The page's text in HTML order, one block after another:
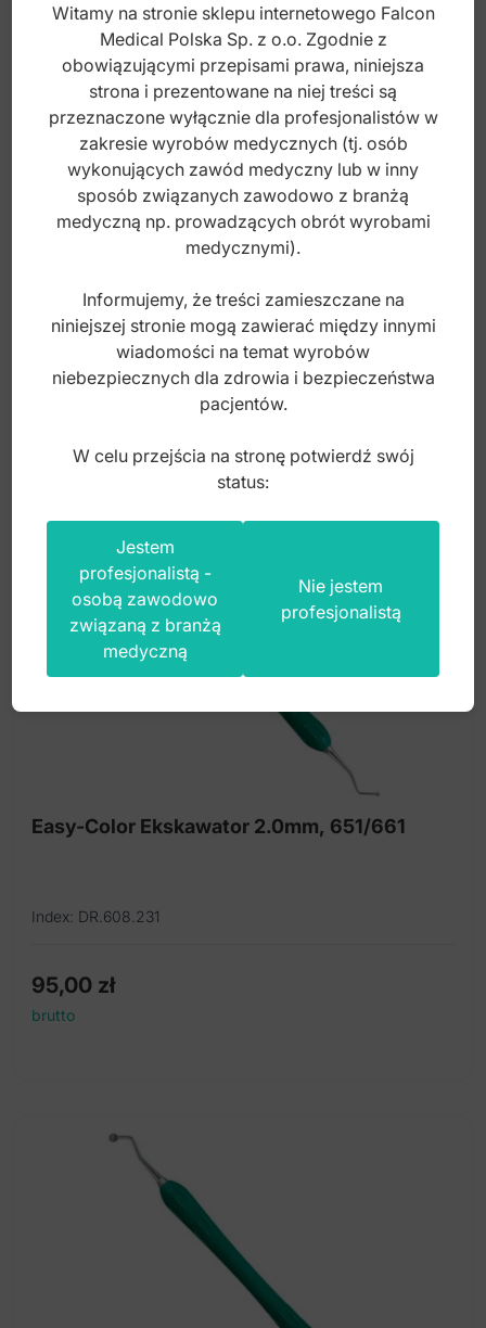
Easy-Color Skrawacz dziąsłowy do prac
wykończeniowych mezjalnych fig. 125/126
Index: DR.370.021
100,00zł
Easy-Color Ekskawator 2.0mm, 651/661
Index: DR.608.231
95,00 zł
brutto
Witamy na stronie sklepu internetowego Falcon
Medical Polska Sp. z o.o. Zgodnie z
obowiązującymi przepisami prawa, niniejsza
strona i prezentowane na niej treści są
przeznaczone wyłącznie dla profesjonalistów w
zakresie wyrobów medycznych (tj. osób
wykonujących zawód medyczny lub w inny
sposób związanych zawodowo z branżą
medyczną np. prowadzących obrót wyrobami
medycznymi).
Informujemy, że treści zamieszczane na
niniejszej stronie mogą zawierać między innymi
wiadomości na temat wyrobów
niebezpiecznych dla zdrowia i bezpieczeństwa
pacjentów.
W celu przejścia na stronę potwierdź swój
status:
Jestem
profesjonalistą -
osobą zawodowo
związaną z branżą
medyczną
Nie jestem
profesjonalistą